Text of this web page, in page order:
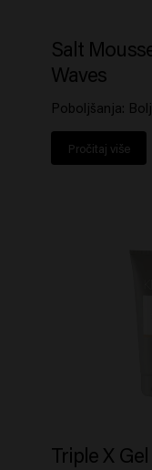
Salt
Waves
Poboljšanja:
Pročitaj više
Triple X